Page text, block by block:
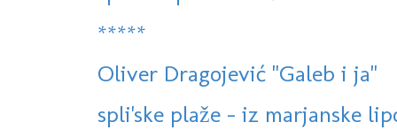
*****
Oliver Dragojević "Galeb i ja"
spli'ske plaže - iz marjanske